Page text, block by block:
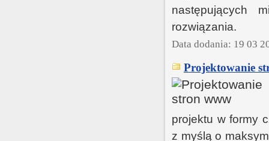
następujących
rozwiązania.
Data dodania: 19 03
Projektowanie
projektu w formy
z myślą o